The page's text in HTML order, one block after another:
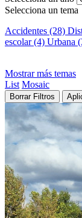
Selecciona un tema
Accidentes (28)
escolar (4) Urbana
Mostrar más temas
List Mosaic
Borrar Filtros